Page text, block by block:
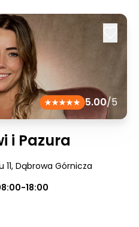
5.00/5
i Pazura
, Dąbrowa Górnicza
18:00